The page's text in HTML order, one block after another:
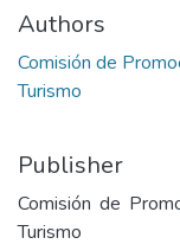
Authors
Comisión de
Turismo
Publisher
Comisión de
Turismo